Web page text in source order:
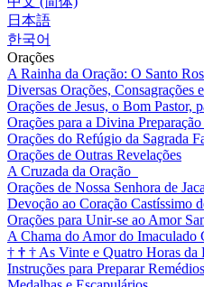
日本語
한국어
Orações
A Rainha da Oração: O Santo
Diversas Orações, Consagrações
Orações de Jesus, o Bom Pastor,
Orações para a Divina
Orações do Refúgio da Sagrada
Orações de Outras Revelações
A Cruzada da Oração
Orações de Nossa Senhora de
Devoção ao Coração Castíssimo
Orações para Unir-se ao Amor
A Chama do Amor do Imaculado
† † † As Vinte e Quatro Horas da
Instruções para Preparar Remédios